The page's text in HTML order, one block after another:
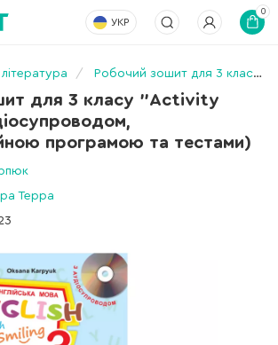
УКР
0
Робочий зошит для 3 класу "Activity Book" (з аудіосупроводом, мультимедійною програмою та тестами)
для 3 класу "Activity
програмою та тестами)
Терра